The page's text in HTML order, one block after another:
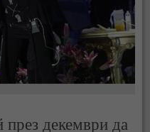
през декември да